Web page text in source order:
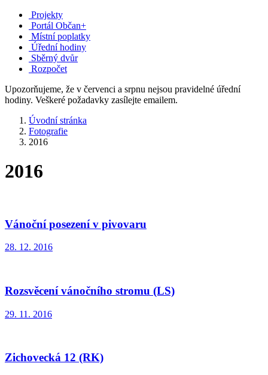
Projekty
Portál Občan+
Místní poplatky
Úřední hodiny
Sběrný dvůr
Rozpočet
Upozorňujeme, že v červenci a srpnu nejsou pravidelné úřední
hodiny. Veškeré požadavky zasílejte emailem.
Úvodní stránka
Fotografie
2016
2016
Vánoční posezení v pivovaru
28. 12. 2016
Rozsvěcení vánočního stromu (LS)
29. 11. 2016
Zichovecká 12 (RK)